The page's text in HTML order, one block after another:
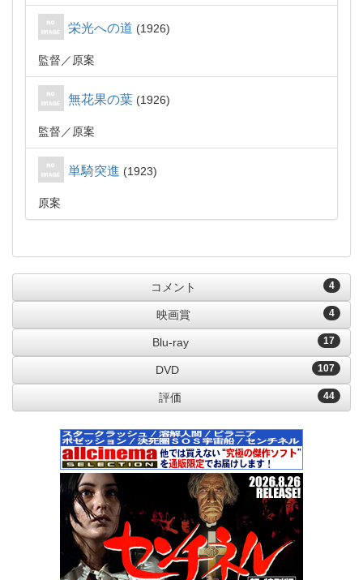
栄光への道 1926
監督 原案
無花果の葉 1926
監督 原案
単騎突進 1923
原案
4
コメント
4
映画賞
17
Blu-ray
107
DVD
44
評価